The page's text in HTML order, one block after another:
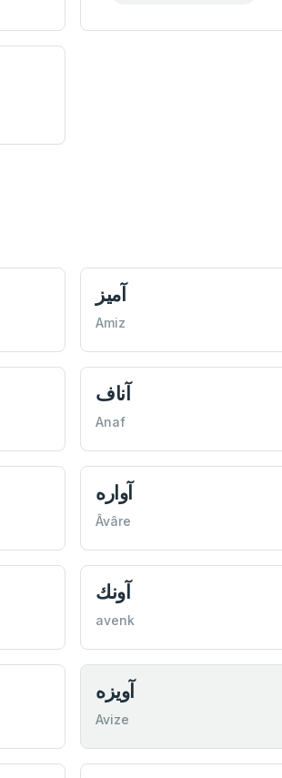
آميز
Amiz
آناف
Anaf
آواره
Âvâre
آونك
avenk
آويزه
Avize